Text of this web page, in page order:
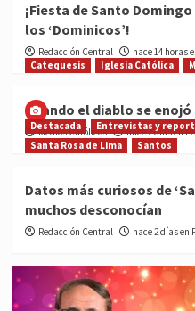
¡Fiesta de Santo
los ‘Dominicos’!
Redacción Central
hace 14 horas
Catequesis
Iglesia Católica
Cuando el diablo se
Medios Católicos hace 2 días en
Destacada Entrevistas y
Santa Rosa de Lima
Santos
Datos más curiosos de
muchos desconocían
Redacción Central hace 2 días en